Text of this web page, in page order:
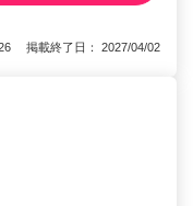
掲載終了日： 2027/04/02